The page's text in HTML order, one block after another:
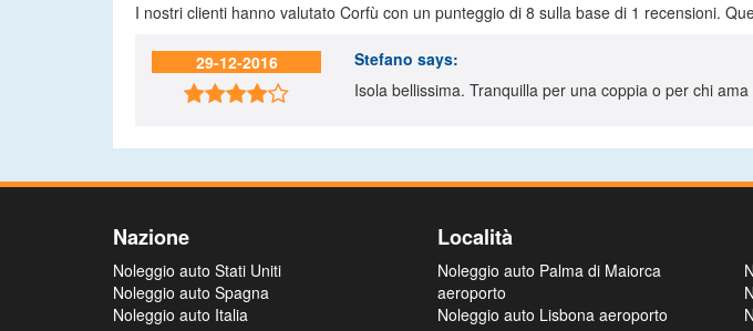
I nostri clienti hanno valutato Corfù con un punteggio di 8 sulla base di 1 recensioni.
29-12-2016

Stefano says:
Isola bellissima. Tranquilla per una coppia o per chi
Nazione
Noleggio auto Stati Uniti
Noleggio auto Spagna
Noleggio auto Italia
Località
Noleggio auto Palma di Maiorca
aeroporto
Noleggio auto Lisbona aeroporto